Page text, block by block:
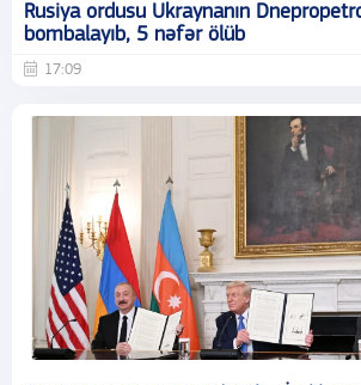
Rusiya ordusu Ukraynanın
bombalayıb, 5 nəfər ölüb
17:09